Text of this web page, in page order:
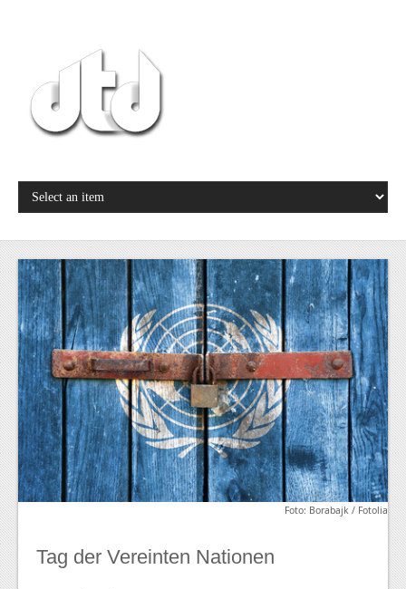
Foto: Borabajk / Fotolia
Tag der Vereinten Nationen